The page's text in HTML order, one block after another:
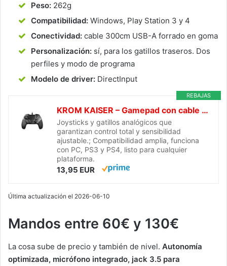
Peso: 262g
Compatibilidad: Windows, Play Station 3 y 4
Conectividad: cable 300cm USB-A forrado en goma
Personalización: sí, para los gatillos traseros. Dos
perfiles y modo de programa
Modelo de driver: DirectInput
REBAJAS
KROM KAISER – Gamepad con cable para PC, PS3 y PS4, Joysticks y gatillos analógicos, palancas traseras configurables, diseño para competición
Joysticks y gatillos analógicos que
garantizan control total y sensibilidad
ajustable.; Compatibilidad amplia, funciona
con PC, PS3 y PS4, listo para cualquier
plataforma.
13,95 EUR
Última actualización el 2026-06-10
Mandos entre 60€ y 130€
La cosa sube de precio y también de nivel. Autonomía
optimizada, micrófono integrado, jack 3.5 para